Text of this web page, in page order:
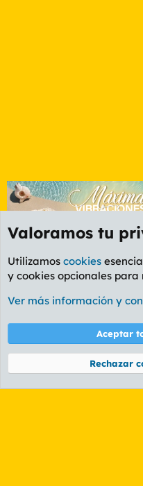
Etiquetas
Cookies
PL
Términos y
Community platform by XenForo® ©
Valoramos tu
Utilizamos cookies
y cookies opcionales
Ver más información y
Aceptar
Rechazar